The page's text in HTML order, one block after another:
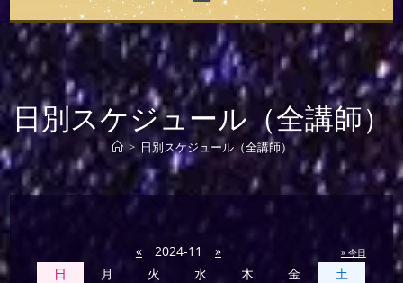
日別スケジュール（全講師）
> 日別スケジュール（全講師）
« 2024-11 » » 今日
日 月 火 水 木 金
土